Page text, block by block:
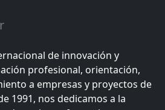
de innovación y
profesional, orientación,
a empresas y proyectos de
1991, nos dedicamos a la